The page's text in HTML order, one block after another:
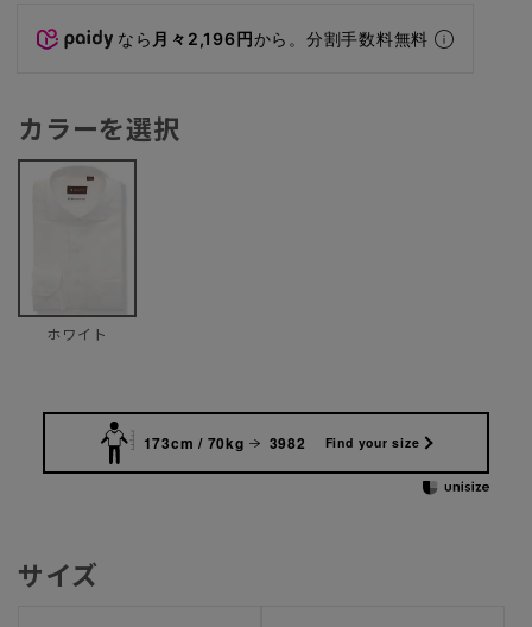
なら 月々2,196円から。分割手数料無料
カラーを選択
ホワイト
173cm / 70kg 3982 Find your size
サイズ